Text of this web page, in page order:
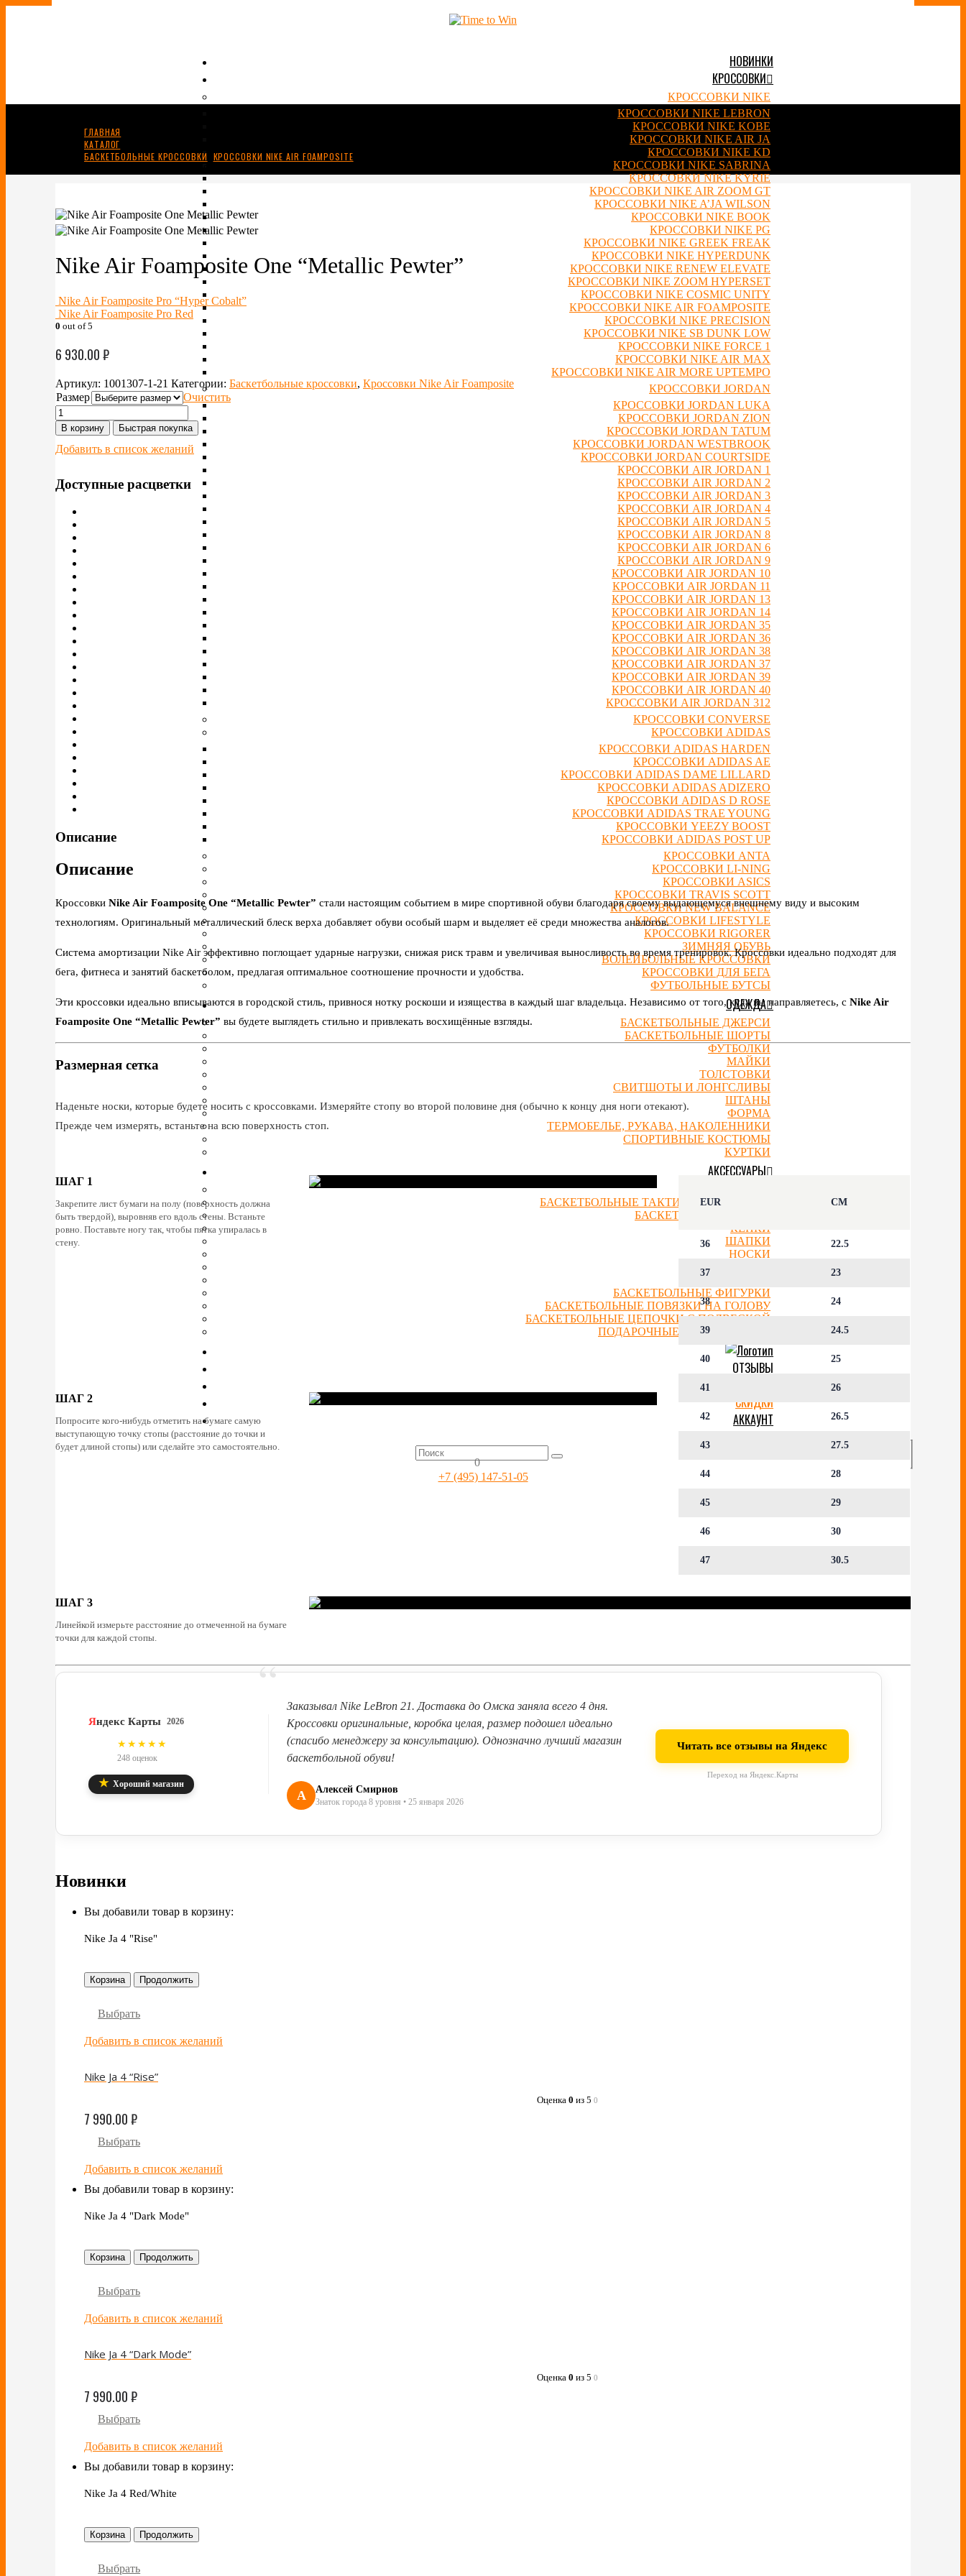
НОВИНКИ
КРОССОВКИ
КРОССОВКИ NIKE
КРОССОВКИ NIKE LEBRON
КРОССОВКИ NIKE KOBE
КРОССОВКИ NIKE AIR JA
КРОССОВКИ NIKE KD
КРОССОВКИ NIKE SABRINA
КРОССОВКИ NIKE KYRIE
КРОССОВКИ NIKE AIR ZOOM GT
КРОССОВКИ NIKE A’JA WILSON
КРОССОВКИ NIKE BOOK
КРОССОВКИ NIKE PG
КРОССОВКИ NIKE GREEK FREAK
КРОССОВКИ NIKE HYPERDUNK
КРОССОВКИ NIKE RENEW ELEVATE
КРОССОВКИ NIKE ZOOM HYPERSET
КРОССОВКИ NIKE COSMIC UNITY
КРОССОВКИ NIKE AIR FOAMPOSITE
КРОССОВКИ NIKE PRECISION
КРОССОВКИ NIKE SB DUNK LOW
КРОССОВКИ NIKE FORCE 1
КРОССОВКИ NIKE AIR MAX
КРОССОВКИ NIKE AIR MORE UPTEMPO
КРОССОВКИ JORDAN
КРОССОВКИ JORDAN LUKA
КРОССОВКИ JORDAN ZION
КРОССОВКИ JORDAN TATUM
КРОССОВКИ JORDAN WESTBROOK
КРОССОВКИ JORDAN COURTSIDE
КРОССОВКИ AIR JORDAN 1
КРОССОВКИ AIR JORDAN 2
КРОССОВКИ AIR JORDAN 3
КРОССОВКИ AIR JORDAN 4
КРОССОВКИ AIR JORDAN 5
КРОССОВКИ AIR JORDAN 8
КРОССОВКИ AIR JORDAN 6
КРОССОВКИ AIR JORDAN 9
КРОССОВКИ AIR JORDAN 10
КРОССОВКИ AIR JORDAN 11
КРОССОВКИ AIR JORDAN 13
КРОССОВКИ AIR JORDAN 14
КРОССОВКИ AIR JORDAN 35
КРОССОВКИ AIR JORDAN 36
КРОССОВКИ AIR JORDAN 38
КРОССОВКИ AIR JORDAN 37
КРОССОВКИ AIR JORDAN 39
КРОССОВКИ AIR JORDAN 40
КРОССОВКИ AIR JORDAN 312
КРОССОВКИ CONVERSE
КРОССОВКИ ADIDAS
КРОССОВКИ ADIDAS HARDEN
КРОССОВКИ ADIDAS AE
КРОССОВКИ ADIDAS DAME LILLARD
КРОССОВКИ ADIDAS ADIZERO
КРОССОВКИ ADIDAS D ROSE
КРОССОВКИ ADIDAS TRAE YOUNG
КРОССОВКИ YEEZY BOOST
КРОССОВКИ ADIDAS POST UP
КРОССОВКИ ANTA
КРОССОВКИ LI-NING
КРОССОВКИ ASICS
КРОССОВКИ TRAVIS SCOTT
КРОССОВКИ NEW BALANCE
КРОССОВКИ LIFESTYLE
КРОССОВКИ RIGORER
ЗИМНЯЯ ОБУВЬ
ВОЛЕЙБОЛЬНЫЕ КРОССОВКИ
КРОССОВКИ ДЛЯ БЕГА
ФУТБОЛЬНЫЕ БУТСЫ
ОДЕЖДА
БАСКЕТБОЛЬНЫЕ ДЖЕРСИ
БАСКЕТБОЛЬНЫЕ ШОРТЫ
ФУТБОЛКИ
МАЙКИ
ТОЛСТОВКИ
СВИТШОТЫ И ЛОНГСЛИВЫ
ШТАНЫ
ФОРМА
ТЕРМОБЕЛЬЕ, РУКАВА, НАКОЛЕННИКИ
СПОРТИВНЫЕ КОСТЮМЫ
КУРТКИ
АКСЕССУАРЫ
БАСКЕТБОЛЬНЫЕ ТАКТИЧЕСКИЕ ДОСКИ
БАСКЕТБОЛЬНЫЕ МЯЧИ
КЕПКИ
ШАПКИ
НОСКИ
БАСКЕТБОЛЬНЫЕ ФИГУРКИ
БАСКЕТБОЛЬНЫЕ ПОВЯЗКИ НА ГОЛОВУ
БАСКЕТБОЛЬНЫЕ ЦЕПОЧКИ С ПОДВЕСКОЙ
ПОДАРОЧНЫЕ СЕРТИФИКАТЫ
ОТЗЫВЫ
СКИДКИ
АККАУНТ
0
+7 (495) 147-51-05
ГЛАВНАЯ
КАТАЛОГ
БАСКЕТБОЛЬНЫЕ КРОССОВКИ КРОССОВКИ NIKE AIR FOAMPOSITE
Nike Air Foamposite One “Metallic Pewter”
Nike Air Foamposite Pro “Hyper Cobalt”
Nike Air Foamposite Pro Red
0 out of 5
6 930.00₽
Артикул: 1001307-1-21 Категории: Баскетбольные кроссовки, Кроссовки Nike Air Foamposite
Размер
Очистить
В корзину Быстрая покупка
Добавить в список желаний
Доступные расцветки
Описание
Описание
Кроссовки Nike Air Foamposite One “Metallic Pewter” стали настоящим событием в мире спортивной обуви благодаря своему выдающемуся внешнему виду и высоким
технологиям. Оригинальный металлический блеск верха добавляет обуви особый шарм и выделяет её среди множества аналогов.
Система амортизации Nike Air эффективно поглощает ударные нагрузки, снижая риск травм и увеличивая выносливость во время тренировок. Кроссовки идеально подходят для
бега, фитнеса и занятий баскетболом, предлагая оптимальное соотношение прочности и удобства.
Эти кроссовки идеально вписываются в городской стиль, привнося нотку роскоши и изящества в каждый шаг владельца. Независимо от того, куда вы направляетесь, с Nike Air
Foamposite One “Metallic Pewter” вы будете выглядеть стильно и привлекать восхищённые взгляды.
Размерная сетка
Наденьте носки, которые будете носить с кроссовками. Измеряйте стопу во второй половине дня (обычно к концу дня ноги отекают).
Прежде чем измерять, встаньте на всю поверхность стоп.
ШАГ 1
Закрепите лист бумаги на полу (поверхность должна
быть твердой), выровняв его вдоль стены. Встаньте
ровно. Поставьте ногу так, чтобы пятка упиралась в
стену.
EUR CM
36 22.5
37 23
38 24
39 24.5
40 25
41 26
42 26.5
43 27.5
44 28
45 29
46 30
47 30.5
ШАГ 2
Попросите кого-нибудь отметить на бумаге самую
выступающую точку стопы (расстояние до точки и
будет длиной стопы) или сделайте это самостоятельно.
ШАГ 3
Линейкой измерьте расстояние до отмеченной на бумаге
точки для каждой стопы.
Яндекс Карты 2026
★★★★★
248 оценок
★ Хороший магазин
“
Заказывал Nike LeBron 21. Доставка до Омска заняла всего 4 дня.
Кроссовки оригинальные, коробка целая, размер подошел идеально
(спасибо менеджеру за консультацию). Однозначно лучший магазин
баскетбольной обуви!
А Алексей Смирнов
Знаток города 8 уровня • 25 января 2026
Читать все отзывы на Яндекс
Переход на Яндекс.Карты
Новинки
Вы добавили товар в корзину:
Nike Ja 4 "Rise"
Корзина Продолжить
Выбрать
Добавить в список желаний
Nike Ja 4 “Rise”
Оценка 0 из 5 0
7 990.00₽
Выбрать
Добавить в список желаний
Вы добавили товар в корзину:
Nike Ja 4 "Dark Mode"
Корзина Продолжить
Выбрать
Добавить в список желаний
Nike Ja 4 “Dark Mode”
Оценка 0 из 5 0
7 990.00₽
Выбрать
Добавить в список желаний
Вы добавили товар в корзину:
Nike Ja 4 Red/White
Корзина Продолжить
Выбрать